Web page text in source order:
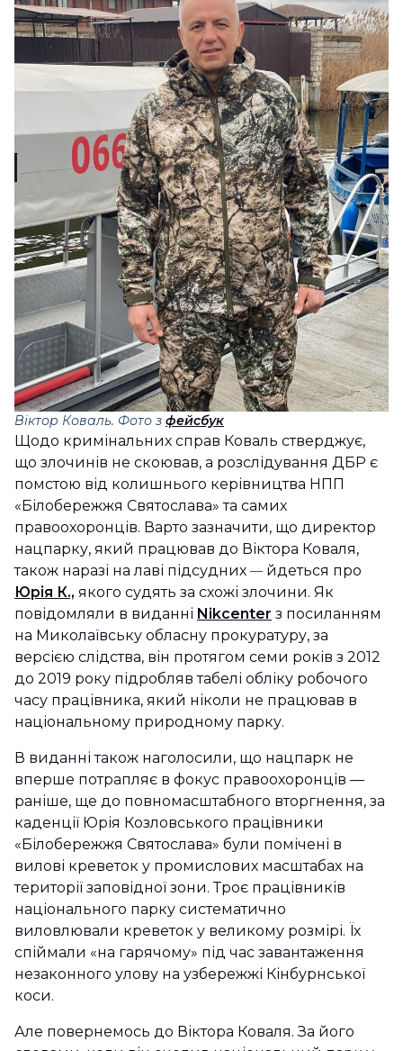
Віктор Коваль. Фото з фейсбук
Щодо кримінальних справ Коваль стверджує,
що злочинів не скоював, а розслідування ДБР є
помстою від колишнього керівництва НПП
«Білобережжя Святослава» та самих
правоохоронців. Варто зазначити, що директор
нацпарку, який працював до Віктора Коваля,
також наразі на лаві підсудних — йдеться про
Юрія К., якого судять за схожі злочини. Як
повідомляли в виданні Nikcenter з посиланням
на Миколаївську обласну прокуратуру, за
версією слідства, він протягом семи років з 2012
до 2019 року підробляв табелі обліку робочого
часу працівника, який ніколи не працював в
національному природному парку.
В виданні також наголосили, що нацпарк не
вперше потрапляє в фокус правоохоронців —
раніше, ще до повномасштабного вторгнення, за
каденції Юрія Козловського працівники
«Білобережжя Святослава» були помічені в
вилові креветок у промислових масштабах на
території заповідної зони. Троє працівників
національного парку систематично
виловлювали креветок у великому розмірі. Їх
спіймали «на гарячому» під час завантаження
незаконного улову на узбережжі Кінбурнської
коси.
Але повернемось до Віктора Коваля. За його